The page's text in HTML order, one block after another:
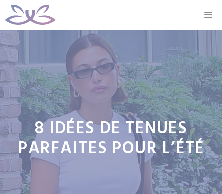
Aller
au
contenu
8 IDÉES DE TENUES
PARFAITES POUR L’ÉTÉ